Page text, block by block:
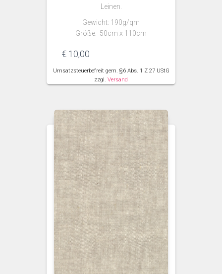
Leinen.
Gewicht: 190g/qm
Größe: 50cm x 110cm
€ 10,00
Umsatzsteuerbefreit gem. §6 Abs. 1 Z 27 UStG
zzgl. Versand